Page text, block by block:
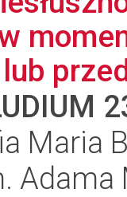
Maria